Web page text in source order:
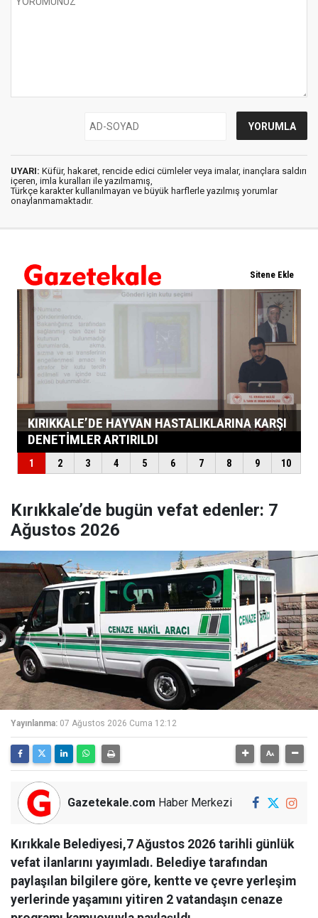
UYARI: Küfür, hakaret, rencide edici cümleler veya imalar, inançlara saldırı
içeren, imla kuralları ile yazılmamış,
Türkçe karakter kullanılmayan ve büyük harflerle yazılmış yorumlar
onaylanmamaktadır.
Kırıkkale’de bugün vefat edenler: 7
Ağustos 2026
Yayınlanma: 07 Ağustos 2026 Cuma 12:12
Gazetekale.com Haber Merkezi
Kırıkkale Belediyesi,7 Ağustos 2026 tarihli günlük
vefat ilanlarını yayımladı. Belediye tarafından
paylaşılan bilgilere göre, kentte ve çevre yerleşim
yerlerinde yaşamını yitiren 2 vatandaşın cenaze